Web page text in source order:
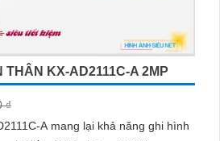
THÂN KX-AD2111C-A 2MP
₫
A mang lại khả năng ghi hình